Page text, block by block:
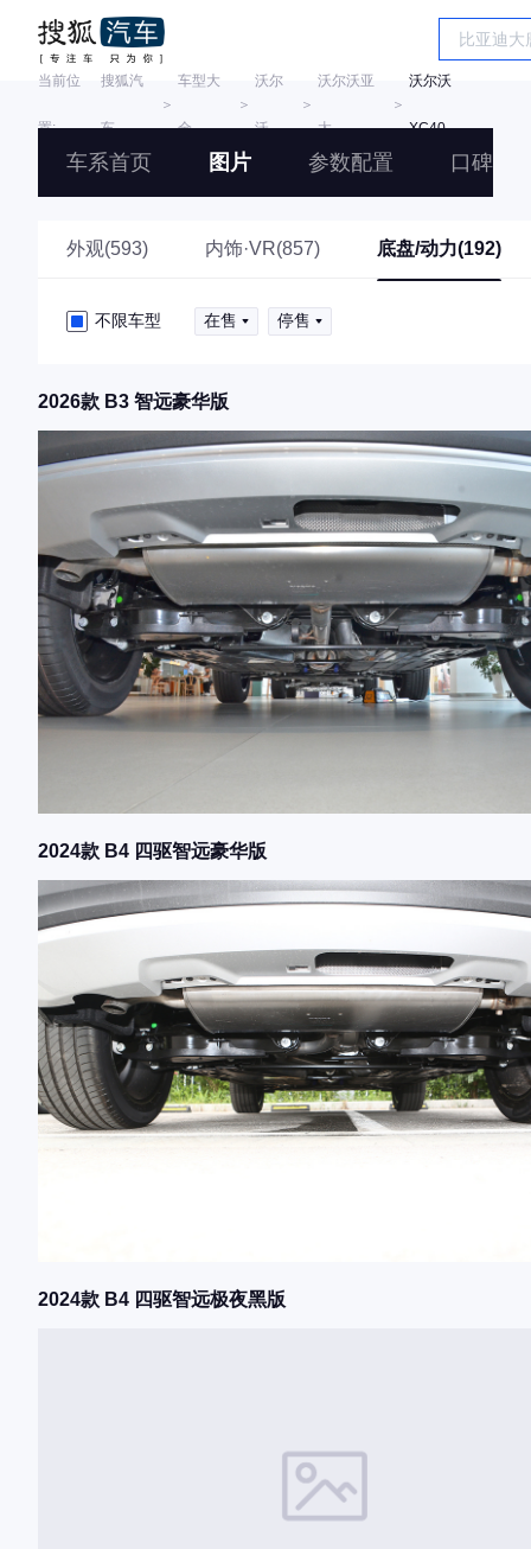
当前位
置:
搜狐汽
车
＞
车型大
全
＞
沃尔
沃
＞
沃尔沃亚
太
＞
沃尔沃
XC40
车系首页 图片 参数配置 口碑
外观(593) 内饰·VR(857) 底盘/动力(192)
不限车型 在售 停售
2026款 B3 智远豪华版
2024款 B4 四驱智远豪华版
2024款 B4 四驱智远极夜黑版